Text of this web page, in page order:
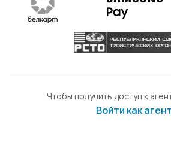
Чтобы получить доступ к
Войти как